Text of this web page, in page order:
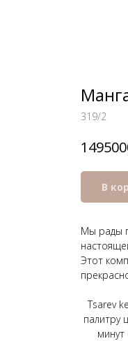
319/2
В
Мы рады
Этот
Tsarev
палитру